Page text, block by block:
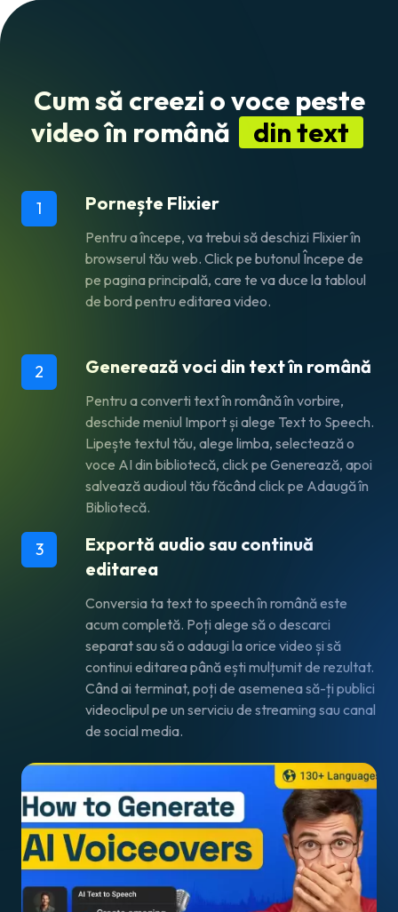
Cum să creezi o voce peste
video în română
din text
1 Pornește Flixier
Pentru a începe, va trebui să deschizi Flixier în
browserul tău web. Click pe butonul Începe de
pe pagina principală, care te va duce la tabloul
de bord pentru editarea video.
2 Generează voci din text în română
Pentru a converti text în română în vorbire,
deschide meniul Import și alege Text to Speech.
Lipește textul tău, alege limba, selectează o
voce AI din bibliotecă, click pe Generează, apoi
salvează audioul tău făcând click pe Adaugă în
Bibliotecă.
3
Exportă audio sau continuă
editarea
Conversia ta text to speech în română este
acum completă. Poți alege să o descarci
separat sau să o adaugi la orice video și să
continui editarea până ești mulțumit de rezultat.
Când ai terminat, poți de asemenea să-ți publici
videoclipul pe un serviciu de streaming sau canal
de social media.